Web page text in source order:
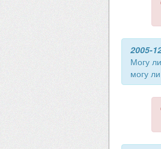
2005-
Могу
могу